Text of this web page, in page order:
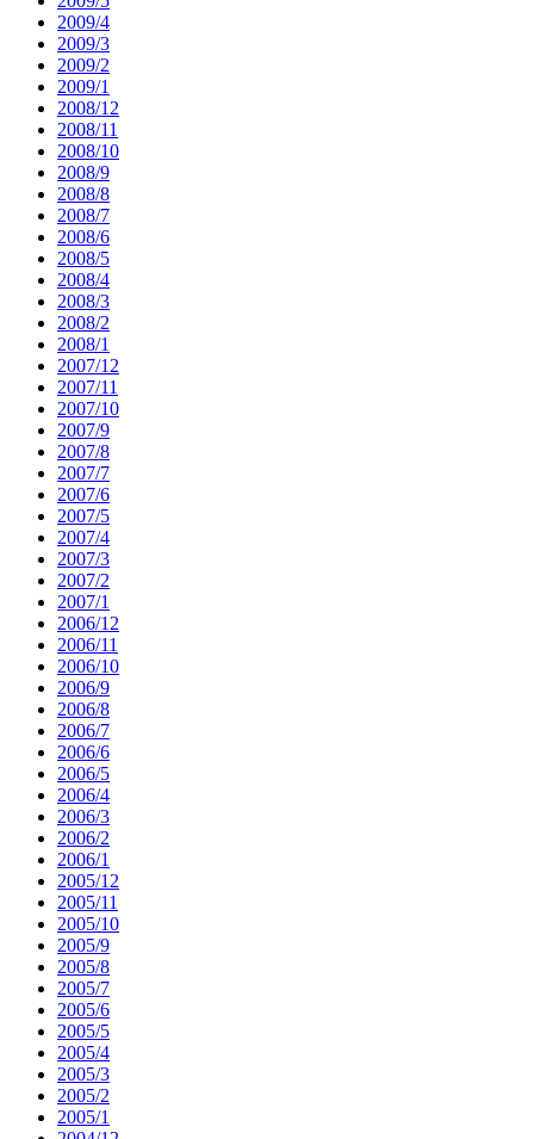
2009/4
2009/3
2009/2
2009/1
2008/12
2008/11
2008/10
2008/9
2008/8
2008/7
2008/6
2008/5
2008/4
2008/3
2008/2
2008/1
2007/12
2007/11
2007/10
2007/9
2007/8
2007/7
2007/6
2007/5
2007/4
2007/3
2007/2
2007/1
2006/12
2006/11
2006/10
2006/9
2006/8
2006/7
2006/6
2006/5
2006/4
2006/3
2006/2
2006/1
2005/12
2005/11
2005/10
2005/9
2005/8
2005/7
2005/6
2005/5
2005/4
2005/3
2005/2
2005/1